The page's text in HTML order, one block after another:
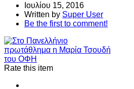
Ιουλίου 15, 2016
Written by Super User
Be the first to comment!
Rate this item